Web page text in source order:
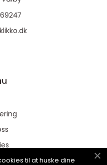
oss
til at huske dine